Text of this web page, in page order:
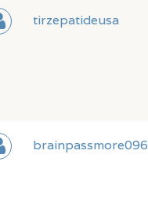
tirzepatideusa
brainpassmore096